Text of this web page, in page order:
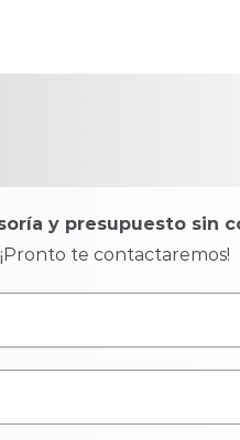
y presupuesto sin
te contactaremos!